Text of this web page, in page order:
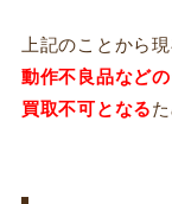
上記のことから
動作不良品など
買取不可となる